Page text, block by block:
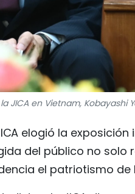
JICA en Vietnam, Kobayashi
elogió la
del público no solo
el patriotismo